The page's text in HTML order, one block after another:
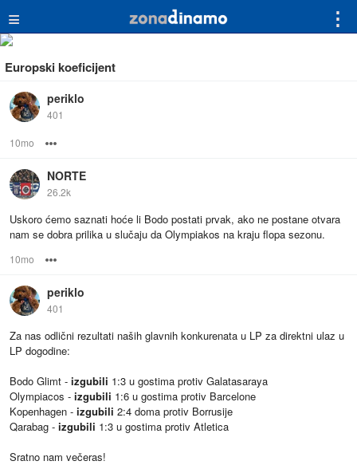
≡ ⋮
Europski koeficijent
periklo
401
10mo
NORTE
26.2k
Uskoro ćemo saznati hoće li Bodo postati prvak, ako ne postane otvara
nam se dobra prilika u slučaju da Olympiakos na kraju flopa sezonu.
10mo
periklo
401
Za nas odlični rezultati naših glavnih konkurenata u LP za direktni ulaz u
LP dogodine:
Bodo Glimt - izgubili 1:3 u gostima protiv Galatasaraya
Olympiacos - izgubili 1:6 u gostima protiv Barcelone
Kopenhagen - izgubili 2:4 doma protiv Borrusije
Qarabag - izgubili 1:3 u gostima protiv Atletica
Sratno nam večeras!